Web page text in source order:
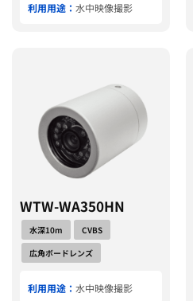
利用用途： 水中映像撮影
WTW-WA350HN
水深10m
CVBS
広角ボードレンズ
利用用途： 水中映像撮影